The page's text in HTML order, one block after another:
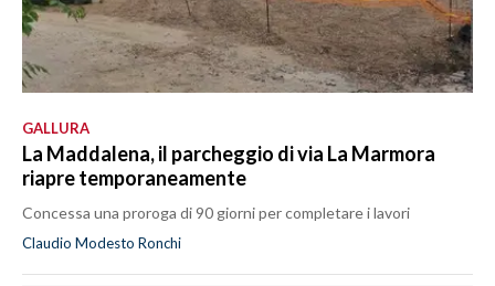
GALLURA
La Maddalena, il parcheggio di via La Marmora
riapre temporaneamente
Concessa una proroga di 90 giorni per completare i lavori
Claudio Modesto Ronchi